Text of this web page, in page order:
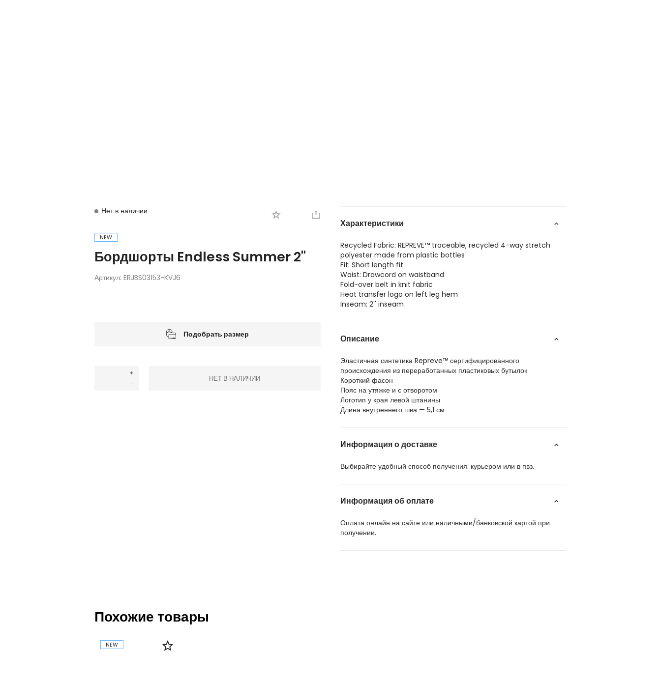
Нет в наличии
NEW
Бордшорты Endless Summer 2''
Артикул: ERJBS03153-KVJ6
Подобрать размер
НЕТ В НАЛИЧИИ
Характеристики
Recycled Fabric: REPREVE™ traceable, recycled 4-way stretch
polyester made from plastic bottles
Fit: Short length fit
Waist: Drawcord on waistband
Fold-over belt in knit fabric
Heat transfer logo on left leg hem
Inseam: 2'' inseam
Описание
Эластичная синтетика Repreve™ сертифицированного
происхождения из переработанных пластиковых бутылок
Короткий фасон
Пояс на утяжке и с отворотом
Логотип у края левой штанины
Длина внутреннего шва — 5,1 см
Информация о доставке
Выбирайте удобный способ получения: курьером или в пвз.
Информация об оплате
Оплата онлайн на сайте или наличными/банковской картой при
получении.
Похожие товары
NEW